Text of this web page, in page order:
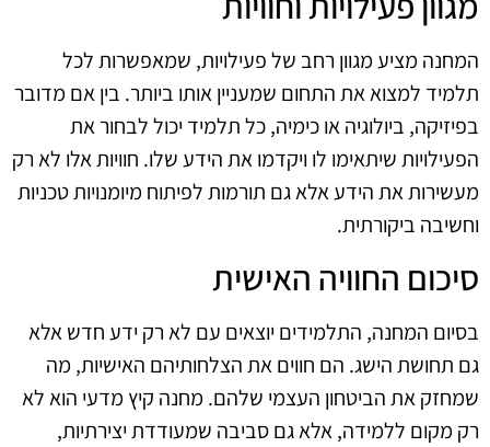
המחנה מציע מגוון רחב של פעילויות, שמאפשרות לכל
תלמיד למצוא את התחום שמעניין אותו ביותר. בין אם מדובר
בפיזיקה, ביולוגיה או כימיה, כל תלמיד יכול לבחור את
הפעילויות שיתאימו לו ויקדמו את הידע שלו. חוויות אלו לא רק
מעשירות את הידע אלא גם תורמות לפיתוח מיומנויות טכניות
וחשיבה ביקורתית.
סיכום החוויה האישית
בסיום המחנה, התלמידים יוצאים עם לא רק ידע חדש אלא
גם תחושת הישג. הם חווים את הצלחותיהם האישיות, מה
שמחזק את הביטחון העצמי שלהם. מחנה קיץ מדעי הוא לא
רק מקום ללמידה, אלא גם סביבה שמעודדת יצירתיות,